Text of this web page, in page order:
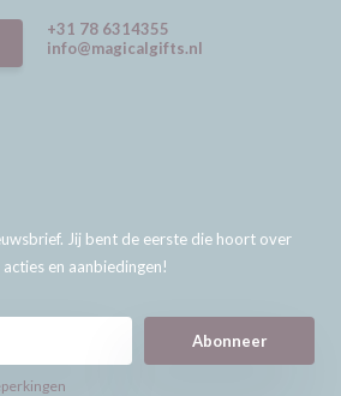
+31 78 6314355
info@magicalgifts.nl
Jij bent de eerste die hoort over
en aanbiedingen!
Abonneer